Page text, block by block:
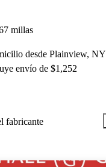
millas
desde Plainview, NY
envío de $1,252
fabricante